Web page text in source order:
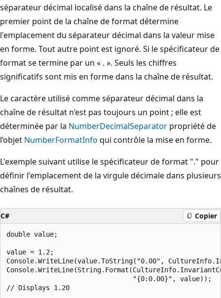
séparateur décimal localisé dans la chaîne de résultat. Le
premier point de la chaîne de format détermine
l'emplacement du séparateur décimal dans la valeur mise
en forme. Tout autre point est ignoré. Si le spécificateur de
format se termine par un « . ». Seuls les chiffres
significatifs sont mis en forme dans la chaîne de résultat.
Le caractère utilisé comme séparateur décimal dans la
chaîne de résultat n’est pas toujours un point ; elle est
déterminée par la NumberDecimalSeparator propriété de
l’objet NumberFormatInfo qui contrôle la mise en forme.
L'exemple suivant utilise le spécificateur de format "." pour
définir l'emplacement de la virgule décimale dans plusieurs
chaînes de résultat.
C# Copier
double value;
value = 1.2;
Console.WriteLine(value.ToString("0.00",
                                "{0:0.00}", value));
// Displays 1.20